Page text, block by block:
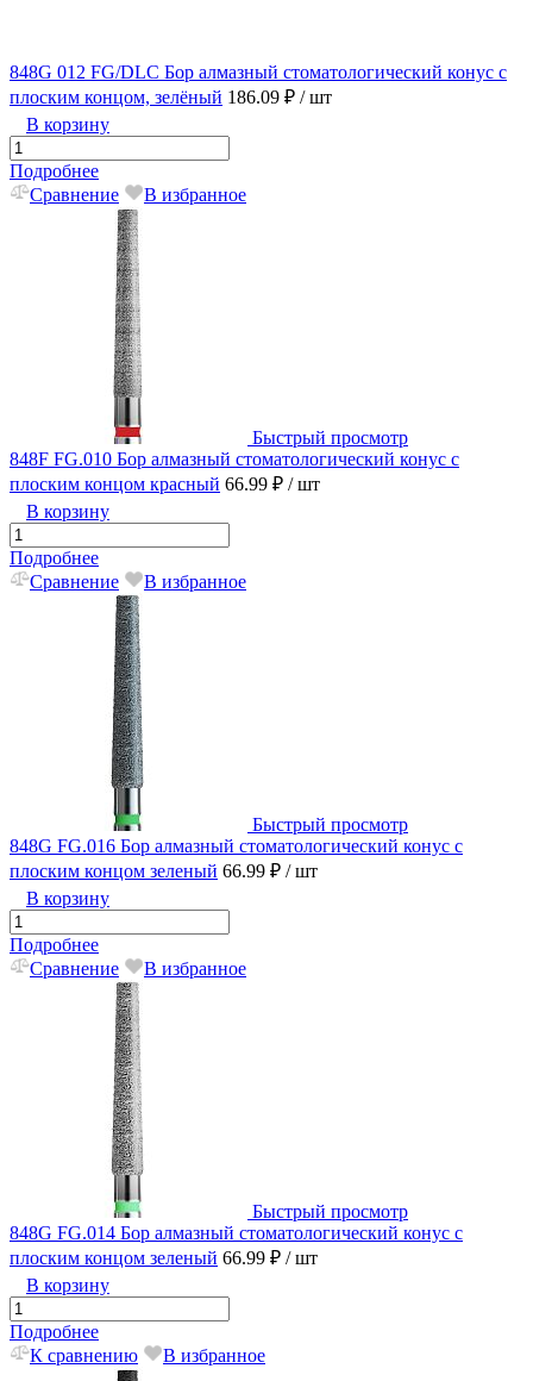
848G 012 FG/DLC Бор алмазный стоматологический конус с
плоским концом, зелёный 186.09 ₽ / шт
В корзину
Подробнее
Сравнение
В избранное
Быстрый просмотр
848F FG.010 Бор алмазный стоматологический конус с
плоским концом красный 66.99 ₽ / шт
В корзину
Подробнее
Сравнение
В избранное
Быстрый просмотр
848G FG.016 Бор алмазный стоматологический конус с
плоским концом зеленый 66.99 ₽ / шт
В корзину
Подробнее
Сравнение
В избранное
Быстрый просмотр
848G FG.014 Бор алмазный стоматологический конус с
плоским концом зеленый 66.99 ₽ / шт
В корзину
Подробнее
К сравнению
В избранное